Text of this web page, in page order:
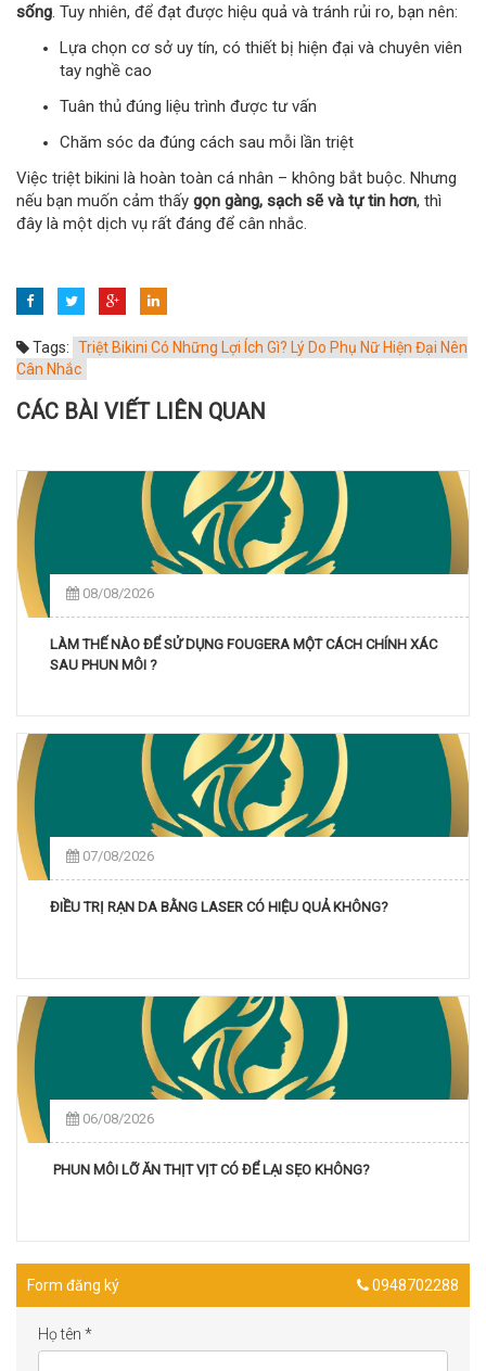
sống. Tuy nhiên, để đạt được hiệu quả và tránh rủi ro, bạn nên:
Lựa chọn cơ sở uy tín, có thiết bị hiện đại và chuyên viên
tay nghề cao
Tuân thủ đúng liệu trình được tư vấn
Chăm sóc da đúng cách sau mỗi lần triệt
Việc triệt bikini là hoàn toàn cá nhân – không bắt buộc. Nhưng
nếu bạn muốn cảm thấy gọn gàng, sạch sẽ và tự tin hơn, thì
đây là một dịch vụ rất đáng để cân nhắc.
Tags: Triệt Bikini Có Những Lợi Ích Gì? Lý Do Phụ Nữ Hiện Đại Nên
Cân Nhắc
CÁC BÀI VIẾT LIÊN QUAN
08/08/2026
LÀM THẾ NÀO ĐỂ SỬ DỤNG FOUGERA MỘT CÁCH CHÍNH XÁC
SAU PHUN MÔI ?
07/08/2026
ĐIỀU TRỊ RẠN DA BẰNG LASER CÓ HIỆU QUẢ KHÔNG?
06/08/2026
PHUN MÔI LỠ ĂN THỊT VỊT CÓ ĐỂ LẠI SẸO KHÔNG?
Form đăng ký 0948702288
Họ tên *